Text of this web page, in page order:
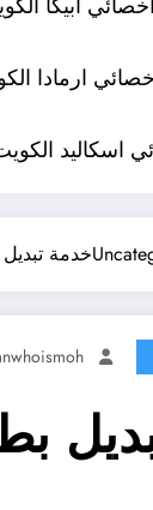
ارمادا الكويت / 99527787 / كراج
الكويت / 99527787 / كراج تصليح
خدمة تبديل